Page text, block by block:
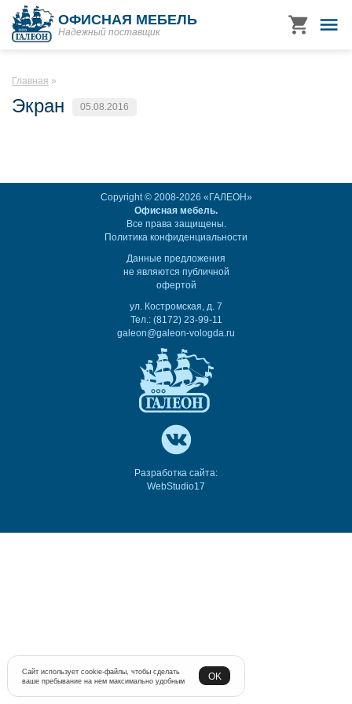
ОФИСНАЯ МЕБЕЛЬ
Надежный поставщик
Главная
Экран 05.08.2016
Copyright © 2008-2026 «ГАЛЕОН»
Офисная мебель.
Все права защищены.
Политика конфиденциальности
Данные предложения
не являются публичной
офертой
ул. Костромская, д. 7
Тел.: (8172) 23-99-11
galeon@galeon-vologda.ru
Разработка сайта:
WebStudio17
Сайт использует cookie-файлы, чтобы сделать
ваше пребывание на нем максимально удобным
OK